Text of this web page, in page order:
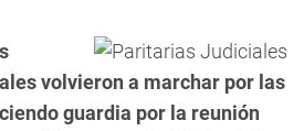
volvieron a marchar por las
guardia por la reunión